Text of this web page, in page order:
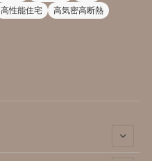
高性能住宅
高気密高断熱